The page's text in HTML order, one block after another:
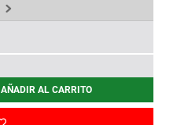
AÑADIR AL CARRITO